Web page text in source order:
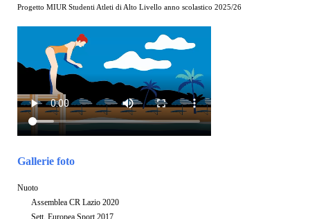
Progetto MIUR Studenti Atleti di Alto Livello anno scolastico 2025/26
Gallerie foto
Nuoto
Assemblea CR Lazio 2020
Sett. Europea Sport 2017